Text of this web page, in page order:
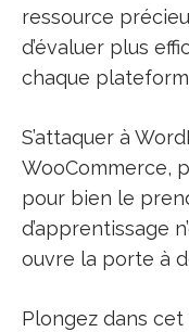
ressource
d’évaluer plus
chaque
S’attaquer à
WooCommerce,
pour bien le
d’apprentissage
ouvre la porte à
Plongez dans